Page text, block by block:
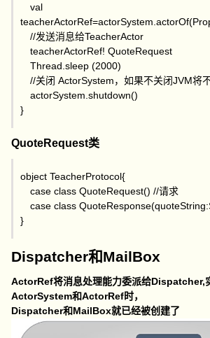
val
//发送消息给TeacherActor
teacherActorRef! QuoteRequest
Thread.sleep (2000)
//关闭 ActorSystem，如果不关闭JVM将
actorSystem.shutdown()
}
QuoteRequest类
object TeacherProtocol{
case class QuoteRequest() //请求
case class
}
Dispatcher和MailBox
ActorRef将消息处理能力委派给Dispatcher,
ActorSystem和ActorRef时，
Dispatcher和MailBox就已经被创建了